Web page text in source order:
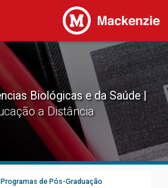
Biológicas e da Saúde
a Distância
Programas de Pós-Graduação